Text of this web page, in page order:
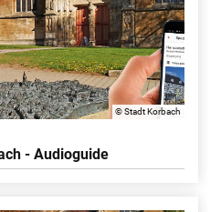
© Stadt Korbach
- Audioguide